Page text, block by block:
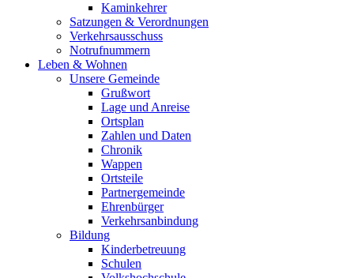
Kaminkehrer
Satzungen & Verordnungen
Verkehrsausschuss
Notrufnummern
Leben & Wohnen
Unsere Gemeinde
Grußwort
Lage und Anreise
Ortsplan
Zahlen und Daten
Chronik
Wappen
Ortsteile
Partnergemeinde
Ehrenbürger
Verkehrsanbindung
Bildung
Kinderbetreuung
Schulen